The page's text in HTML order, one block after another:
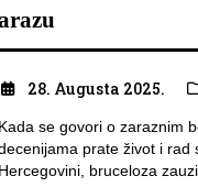
28. Augusta 2025.
Kada se govori o zaraznim
prate život i rad
Hercegovini, bruceloza